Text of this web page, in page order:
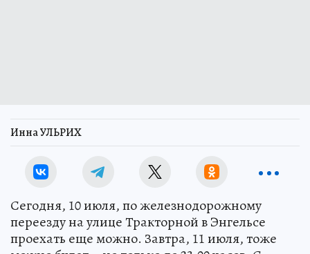
Инна УЛЬРИХ
Сегодня, 10 июля, по железнодорожному
переезду на улице Тракторной в Энгельсе
проехать еще можно. Завтра, 11 июля, тоже